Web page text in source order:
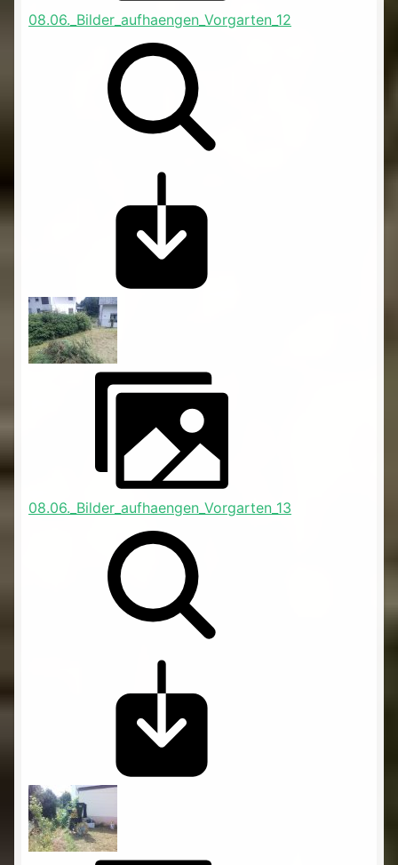
08.06._Bilder_aufhaengen_Vorgarten_12
08.06._Bilder_aufhaengen_Vorgarten_13